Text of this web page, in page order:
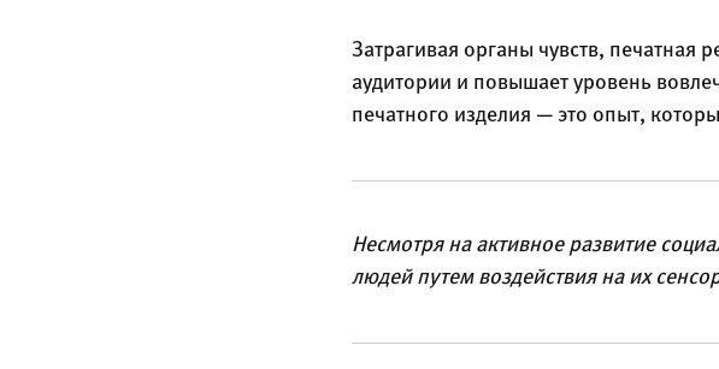
Затрагивая органы чувств, печатная
аудитории и повышает уровень
печатного изделия — это опыт,
Несмотря на активное развитие
людей путем воздействия на их